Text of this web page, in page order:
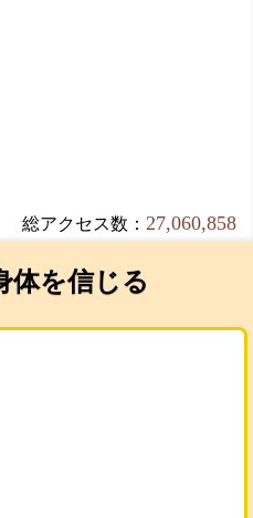
総アクセス数： 27,060,858
体を信じる